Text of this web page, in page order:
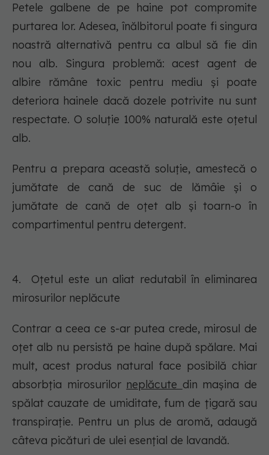
Petele galbene de pe haine pot compromite
purtarea lor. Adesea, înălbitorul poate fi singura
noastră alternativă pentru ca albul să fie din
nou alb. Singura problemă: acest agent de
albire rămâne toxic pentru mediu și poate
deteriora hainele dacă dozele potrivite nu sunt
respectate. O soluție 100% naturală este oțetul
alb.
Pentru a prepara această soluție, amestecă o
jumătate de cană de suc de lămâie și o
jumătate de cană de oțet alb și toarn-o în
compartimentul pentru detergent.
4. Oțetul este un aliat redutabil în eliminarea
mirosurilor neplăcute
Contrar a ceea ce s-ar putea crede, mirosul de
oțet alb nu persistă pe haine după spălare. Mai
mult, acest produs natural face posibilă chiar
absorbția mirosurilor neplăcute din mașina de
spălat cauzate de umiditate, fum de țigară sau
transpirație. Pentru un plus de aromă, adaugă
câteva picături de ulei esențial de lavandă.